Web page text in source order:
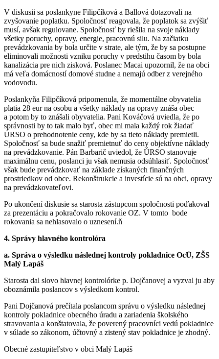
V diskusii sa poslankyne Filipčíková a Ballová dotazovali na
zvyšovanie poplatku. Spoločnosť reagovala, že poplatok sa zvýšiť
musí, avšak regulovane. Spoločnosť by riešila na svoje náklady
všetky poruchy, opravy, energie, pracovnú silu. Na začiatku
prevádzkovania by bola určite v strate, ale tým, že by sa postupne
eliminovali možnosti vzniku poruchy v predstihu časom by bola
kanalizácia pre nich zisková. Poslanec Macai upozornil, že na obci
má veľa domácností domové studne a nemajú odber z verejného
vodovodu.
Poslankyňa Filipčíková pripomenula, že momentálne obyvatelia
platia 28 eur na osobu a všetky náklady na opravy znáša obec
a potom by to znášali obyvatelia. Pani Kováčová uviedla, že po
správnosti by to tak malo byť, obec mi mala každý rok žiadať
ÚRSO o prehodnotenie ceny, kde by sa tieto náklady premietli.
Spoločnosť sa bude snažiť premietnuť do ceny objektívne náklady
na prevádzkovanie. Pán Barbarič uviedol, že ÚRSO stanovuje
maximálnu cenu, poslanci ju však nemusia odsúhlasiť. Spoločnosť
však bude prevádzkovať na základe získaných finančných
prostriedkov od obce. Rekonštrukcie a investície sú na obci, opravy
na prevádzkovateľovi.
Po ukončení diskusie sa starosta zástupcom spoločnosti poďakoval
za prezentáciu a pokračovalo rokovanie OZ. V tomto bode
rokovania sa nehlasovalo o uznesení.ň
4. Správy hlavného kontrolóra
a. Správa o výsledku následnej kontroly pokladnice OcÚ, ZŠS
Malý Lapáš
Starosta dal slovo hlavnej kontrolórke p. Dojčanovej a vyzval ju aby
oboznámila poslancov s výsledkom kontrol.
Pani Dojčanová prečítala poslancom správu o výsledku následnej
kontroly pokladnice obecného úradu a zariadenia školského
stravovania a konštatovala, že poverený pracovníci vedú pokladnice
v súlade so zákonom, účtovný a zistený stav pokladnice je zhodný.
Obecné zastupiteľstvo v obci Malý Lapáš